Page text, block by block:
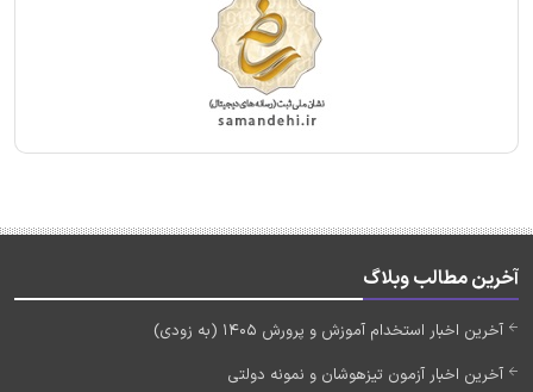
آخرین مطالب وبلاگ
آخرین اخبار استخدام آموزش و پرورش 1405 (به زودی)
آخرین اخبار آزمون تیزهوشان و نمونه دولتی